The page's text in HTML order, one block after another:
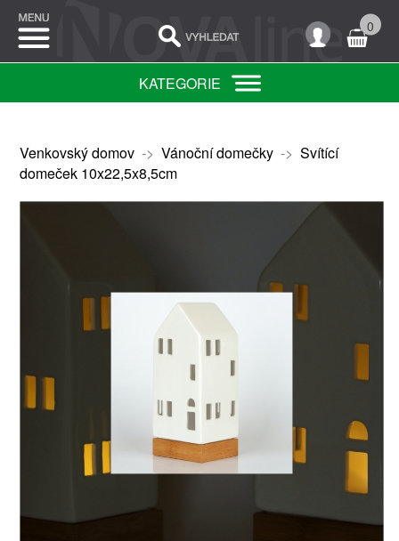
0
KATEGORIE
Venkovský domov-> Vánoční domečky-> Svítící
domeček 10x22,5x8,5cm